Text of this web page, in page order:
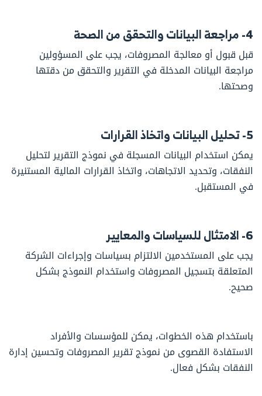
4- مراجعة البيانات والتحقق من الصحة
قبل قبول أو معالجة المصروفات، يجب على المسؤولين
مراجعة البيانات المدخلة في التقرير والتحقق من دقتها
وصحتها.
5- تحليل البيانات واتخاذ القرارات
يمكن استخدام البيانات المسجلة في نموذج التقرير لتحليل
النفقات، وتحديد الاتجاهات، واتخاذ القرارات المالية المستنيرة
في المستقبل.
6- الامتثال للسياسات والمعايير
يجب على المستخدمين الالتزام بسياسات وإجراءات الشركة
المتعلقة بتسجيل المصروفات واستخدام النموذج بشكل
صحيح.
باستخدام هذه الخطوات، يمكن للمؤسسات والأفراد
الاستفادة القصوى من نموذج تقرير المصروفات وتحسين إدارة
النفقات بشكل فعال.